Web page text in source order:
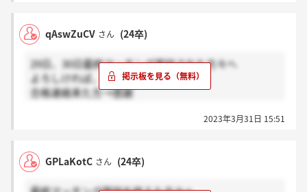
qAswZuCV さん (24卒)
29日、30日最終マッチング面談された方々へ
よろしければ、
合格連絡来た方→感謝
2023年3月31日 15:51
GPLaKotC さん (24卒)